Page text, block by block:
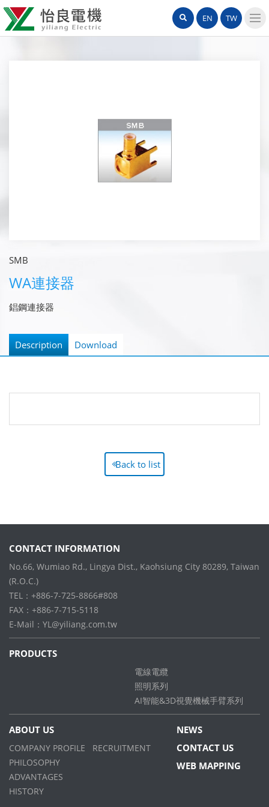
怡
良
網
EN TW
Search
SMB
WA連接器
錩鋼連接器
Description Download
Back to list
CONTACT INFORMATION
No.66, Wumiao Rd., Lingya Dist., Kaohsiung City 80289, Taiwan
(R.O.C.)
TEL：+886-7-725-8866#808
FAX：+886-7-715-5118
E-Mail： YL@yiliang.com.tw
PRODUCTS
電線電纜
照明系列
AI智能&3D視覺機械手臂系列
ABOUT US
COMPANY PROFILE
PHILOSOPHY
ADVANTAGES
HISTORY
RECRUITMENT
NEWS
CONTACT US
WEB MAPPING